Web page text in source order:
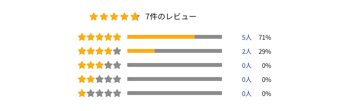
7件のレビュー
5人
71%
2人
29%
0人
0%
0人
0%
0人
0%